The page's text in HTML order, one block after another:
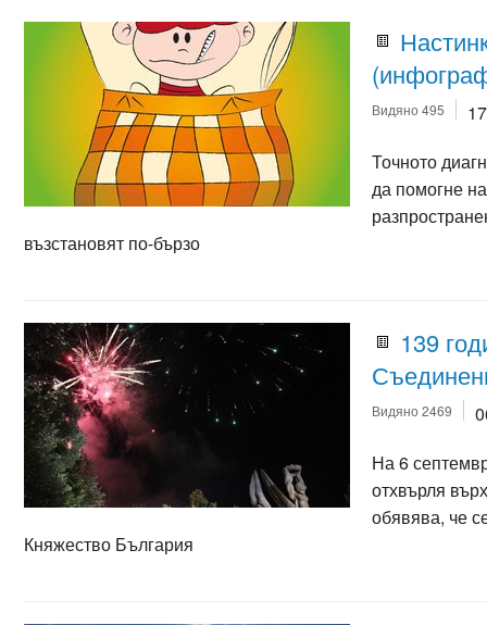
Видяно 495
Точното
да помогне
възстановят по-бързо
139
Видяно 2469
На 6
отхвърля
обявява, че
Княжество България